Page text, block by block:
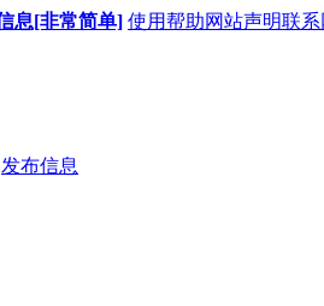
息[非常简单] 使用帮助网站声明联
发布信息